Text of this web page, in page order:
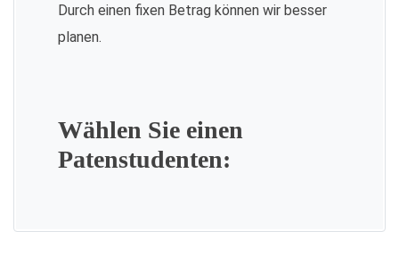
Durch einen fixen Betrag können wir besser
planen.
Wählen Sie einen
Patenstudenten: